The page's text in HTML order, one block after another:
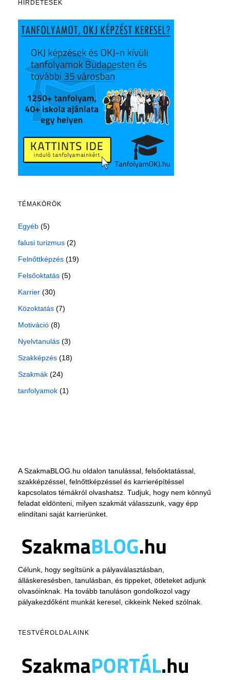
HIRDETÉSEK
TÉMAKÖRÖK
Egyéb (5)
falusi turizmus (2)
Felnőttképzés (19)
Felsőoktatás (5)
Karrier (30)
Közoktatás (7)
Motiváció (8)
Nyelvtanulás (3)
Szakképzés (18)
Szakmák (24)
tanfolyamok (1)
A SzakmaBLOG.hu oldalon tanulással, felsőoktatással,
szakképzéssel, felnőttképzéssel és karrierépítéssel
kapcsolatos témákról olvashatsz. Tudjuk, hogy nem könnyű
feladat eldönteni, milyen szakmát válasszunk, vagy épp
elindítani saját karrierünket.
Célunk, hogy segítsünk a pályaválasztásban,
álláskeresésben, tanulásban, és tippeket, ötleteket adjunk
olvasóinknak. Ha tovább tanuláson gondolkozol vagy
pályakezdőként munkát keresel, cikkeink Neked szólnak.
TESTVÉROLDALAINK